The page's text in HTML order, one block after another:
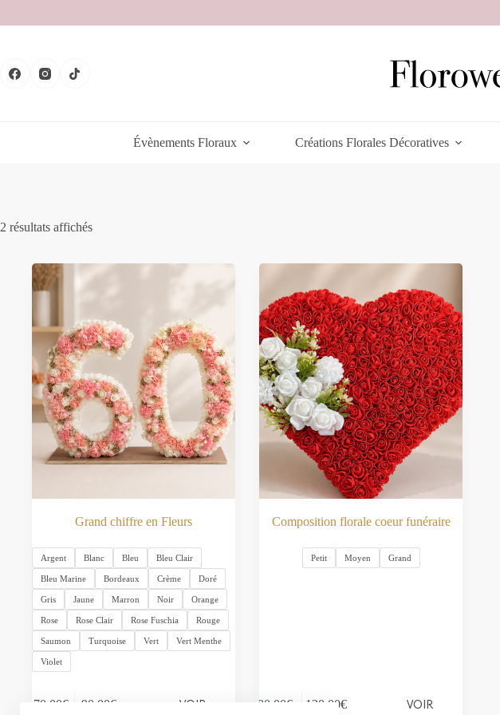
Évènements Floraux Créations Florales Décoratives
2 résultats affichésTrié
Grand chiffre en Fleurs
Argent Blanc Bleu Bleu Clair
Bleu Marine Bordeaux Crème Doré
Gris Jaune Marron Noir Orange
Rose Rose Clair Rose Fuschia Rouge
Saumon Turquoise Vert Vert Menthe
Violet
70.00€– 90.00€ VOIR
produit
Composition florale coeur funéraire
Petit Moyen Grand
80.00€– 120.00€ VOIR
produit